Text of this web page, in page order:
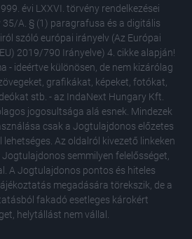
évi LXXVI. törvény rendelkezései
35/A. § (1) paragrafusa és a digitális
szóló európai irányelv (Az Európai
2019/790 Irányelve) 4. cikke alapján!
- ideértve különösen, de nem kizárólag
grafikákat, képeket, fotókat,
stb. - az IndaNext Hungary Kft.
jogosultsága alá esnek. Mindezek
csak a Jogtulajdonos előzetes
Az oldalról kivezető linkeken
semmilyen felelősséget,
A Jogtulajdonos pontos és hiteles
megadására törekszik, de a
fakadó esetleges károkért
helytállást nem vállal.